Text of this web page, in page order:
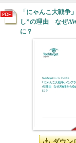
「にゃんこ大戦争
し”の理由 なぜ
に？